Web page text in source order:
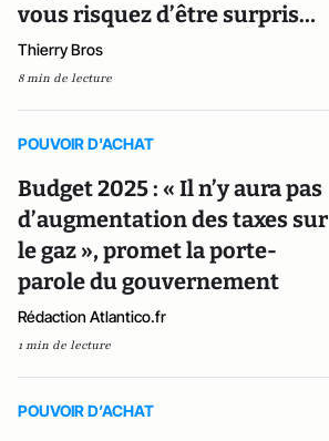
vous risquez d’être surpris…
Thierry Bros
8 min de lecture
POUVOIR D'ACHAT
Budget 2025 : « Il n’y aura pas
d’augmentation des taxes sur
le gaz », promet la porte-
parole du gouvernement
Rédaction Atlantico.fr
1 min de lecture
POUVOIR D’ACHAT